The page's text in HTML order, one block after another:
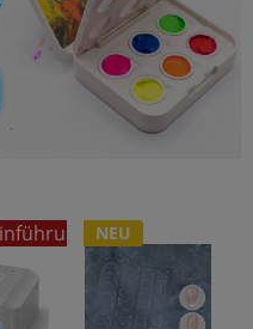
bis 12.8
NEU